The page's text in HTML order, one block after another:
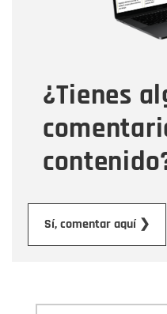
¿Tienes
Sí, comentar aquí ❯
Tipo de comentario
Mensaje